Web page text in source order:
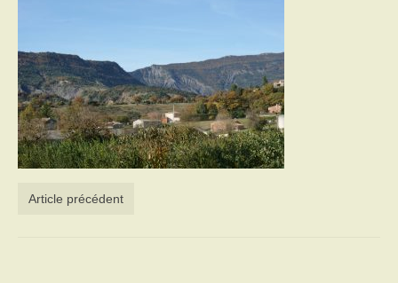
Actualités
Activités
Poésie
Article précédent